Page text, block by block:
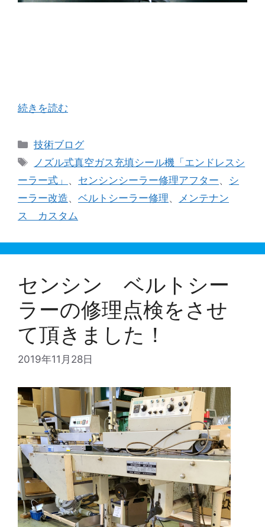
続きを読む
カ
テ
リ
ー
技術ブログ
タ
グ
ノズル式真空ガス充填シール機「エンドレスシ
ーラー式」 、 センシンシーラー修理アフター、 シ
ーラー改造、 ベルトシーラー修理、 メンテナン
ス カスタム
センシン ベルトシー
ラーの修理点検をさせ
て頂きました！
2019年11月28日